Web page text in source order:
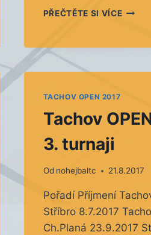
PŘEČTĚTE SI VÍCE
TACHOV OPEN 2017
Tachov
3. turnaji
Od nohejbaltc 21.8.2017
Pořadí Příjmení
Stříbro 8.7.2017
Ch.Planá 23.9.2017